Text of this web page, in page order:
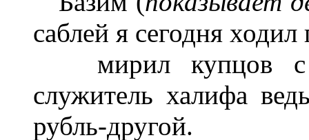
саблей я сегодня ходил
мирил купцов с
служитель халифа
рубль-другой.